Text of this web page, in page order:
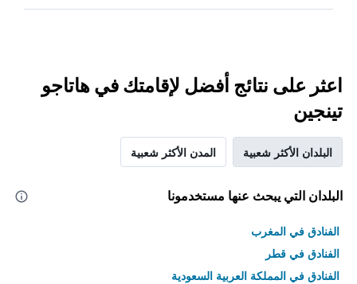
اعثر على نتائج أفضل لإقامتك في هاتاجو
تينجين
البلدان الأكثر شعبية المدن الأكثر شعبية
البلدان التي يبحث عنها مستخدمونا
الفنادق في المغرب
الفنادق في قطر
الفنادق في المملكة العربية السعودية